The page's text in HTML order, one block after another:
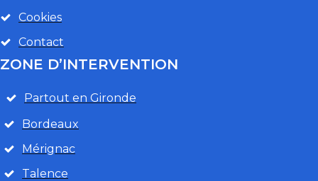
Cookies
Contact
ZONE D’INTERVENTION
Partout en Gironde
Bordeaux
Mérignac
Talence